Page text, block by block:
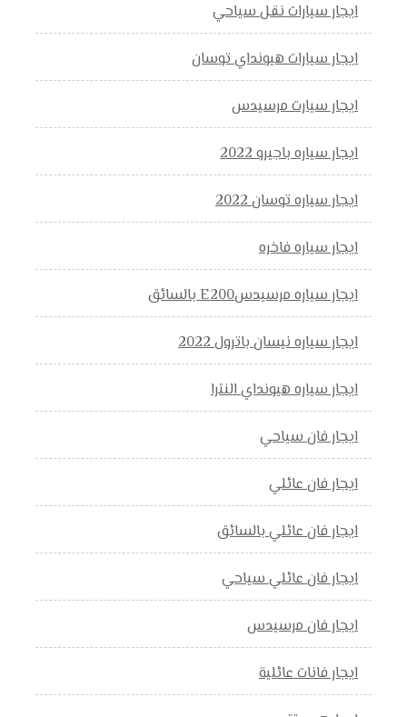
ايجار سيارات نقل سياحي
ايجار سيارات هيونداي توسان
ايجار سيارت مرسيدس
ايجار سياره باجيرو 2022
ايجار سياره توسان 2022
ايجار سياره فاخره
ايجار سياره مرسيدسE200 بالسائق
ايجار سياره نيسان باترول 2022
ايجار سياره هيونداي النترا
ايجار فان سياحي
ايجار فان عائلي
ايجار فان عائلي بالسائق
ايجار فان عائلي سياحي
ايجار فان مرسيدس
ايجار فانات عائلية